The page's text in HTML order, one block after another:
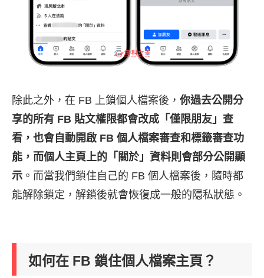
除此之外，在 FB 上鎖個人檔案後， 你過去公開分
享的所有 FB 貼文權限都會改成「僅限朋友」查
看，也會自動開啟 FB 個人檔案審查和標籤審查功
能，而個人主頁上的「關於」資料則會部分公開顯
示 。而當我們鎖住自己的 FB 個人檔案後，隨時都
能解除鎖定，解鎖後就會恢復成一般的隱私狀態。
如何在 FB 鎖住個人檔案主頁？